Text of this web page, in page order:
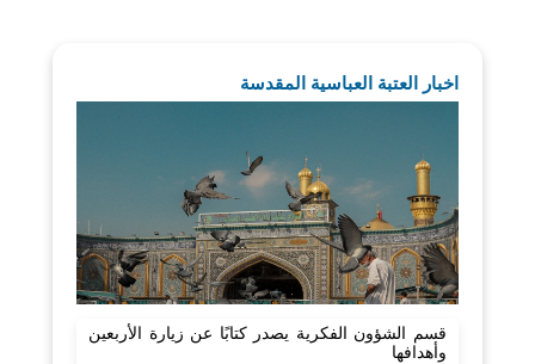
اخبار العتبة العباسية المقدسة
قسم الشؤون الفكرية يصدر كتابًا عن زيارة الأربعين
وأهدافها